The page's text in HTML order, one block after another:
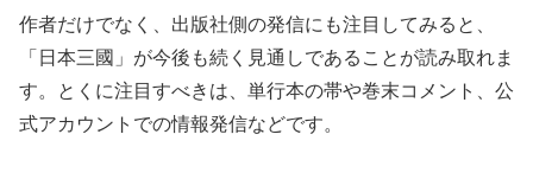
作者だけでなく、出版社側の発信にも注目してみると、
「日本三國」が今後も続く見通しであることが読み取れま
す。とくに注目すべきは、単行本の帯や巻末コメント、公
式アカウントでの情報発信などです。